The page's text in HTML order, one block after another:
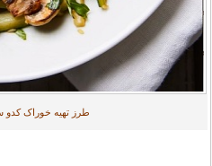
طرز تهیه خوراک کدو